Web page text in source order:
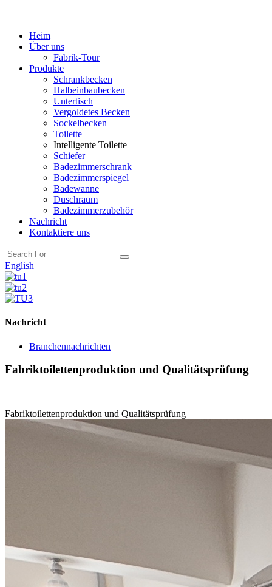
Heim
Über uns
Fabrik-Tour
Produkte
Schrankbecken
Halbeinbaubecken
Untertisch
Vergoldetes Becken
Sockelbecken
Toilette
Intelligente Toilette
Schiefer
Badezimmerschrank
Badezimmerspiegel
Badewanne
Duschraum
Badezimmerzubehör
Nachricht
Kontaktiere uns
English
Nachricht
Branchennachrichten
Fabriktoilettenproduktion und Qualitätsprüfung
Fabriktoilettenproduktion und Qualitätsprüfung